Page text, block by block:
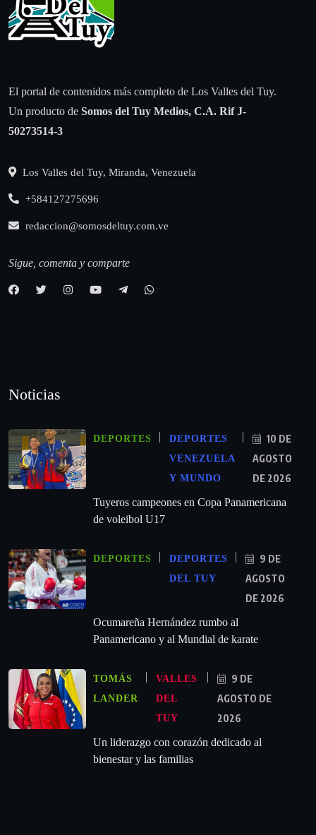
El portal de contenidos más completo de Los Valles del Tuy.
Un producto de Somos del Tuy Medios, C.A. Rif J-
50273514-3
Los Valles del Tuy, Miranda, Venezuela
+584127275696
redaccion@somosdeltuy.com.ve
Sigue, comenta y comparte
Noticias
DEPORTES
DEPORTES
VENEZUELA
Y MUNDO
10 DE
AGOSTO
DE 2026
Tuyeros campeones en Copa Panamericana
de voleibol U17
DEPORTES
DEPORTES
DEL TUY
9 DE
AGOSTO
DE 2026
Ocumareña Hernández rumbo al
Panamericano y al Mundial de karate
TOMÁS
LANDER
VALLES
DEL
TUY
9 DE
AGOSTO DE
2026
Un liderazgo con corazón dedicado al
bienestar y las familias